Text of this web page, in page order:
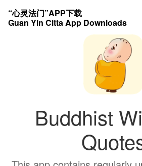
“心灵法门”APP下载
Guan Yin Citta App Downloads
Buddhist